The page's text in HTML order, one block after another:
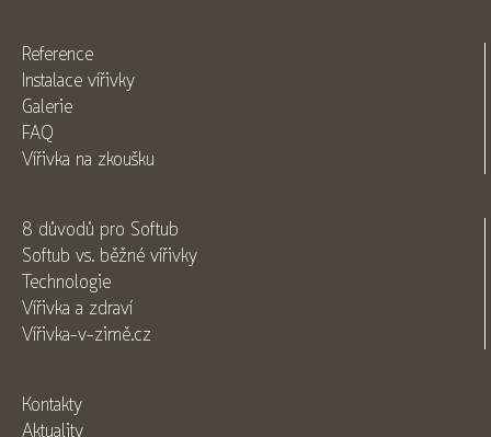
Reference
Instalace vířivky
Galerie
FAQ
Vířivka na zkoušku
8 důvodů pro Softub
Softub vs. běžné vířivky
Technologie
Vířivka a zdraví
Vířivka-v-zimě.cz
Kontakty